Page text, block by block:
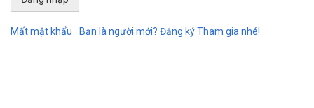
Mất mật khẩu Bạn là người mới? Đăng ký Tham gia nhé!